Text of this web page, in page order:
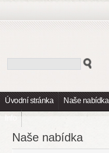
Úvodní stránka Naše nabídka
Info
Naše nabídka